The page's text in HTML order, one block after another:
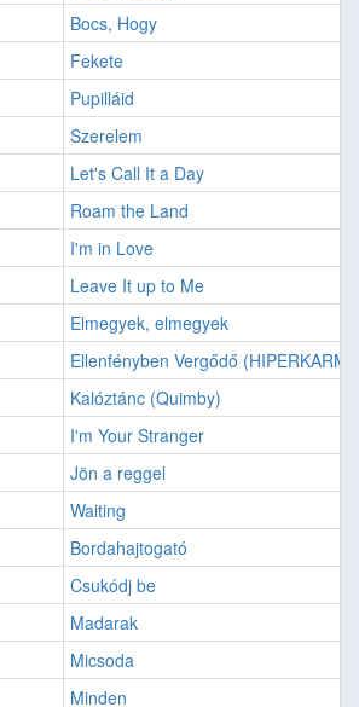
Bocs, Hogy
Fekete
Pupilláid
Szerelem
Let's Call It a Day
Roam the Land
I'm in Love
Leave It up to Me
Elmegyek, elmegyek
Ellenfényben Vergődő
Kalóztánc (Quimby)
I'm Your Stranger
Jön a reggel
Waiting
Bordahajtogató
Csukódj be
Madarak
Micsoda
Minden